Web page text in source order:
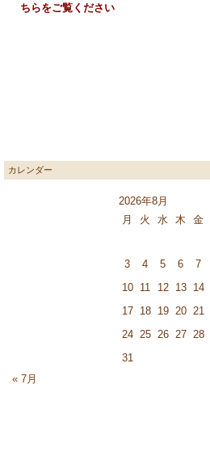
ちらをご覧ください
カレンダー
2026年8月
月
火 水 木 金
3
4 5 6 7
10
11 12 13 14
17
18 19 20 21
24 25 26 27 28
31
« 7月